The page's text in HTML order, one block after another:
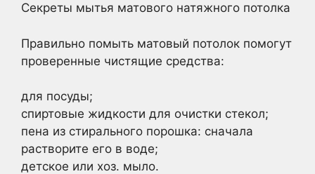
Секреты мытья матового натяжного потолка
Правильно помыть матовый потолок помогут
проверенные чистящие средства:
для посуды;
спиртовые жидкости для очистки стекол;
пена из стирального порошка: сначала
растворите его в воде;
детское или хоз. мыло.